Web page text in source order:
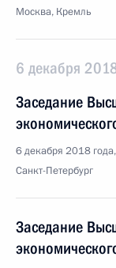
Москва, Кремль
6 декабря
Заседание
6 декабря 2018
Санкт-Петербург
Заседание